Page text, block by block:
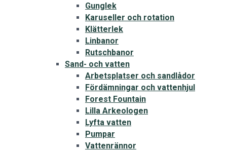
Gunglek
Karuseller och rotation
Klätterlek
Linbanor
Rutschbanor
Sand- och vatten
Arbetsplatser och sandlådor
Fördämningar och vattenhjul
Forest Fountain
Lilla Arkeologen
Lyfta vatten
Pumpar
Vattenrännor